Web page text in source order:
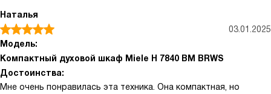
Наталья
03.01.2025
Модель:
Компактный духовой шкаф Miele H 7840 BM BRWS
Достоинства:
Мне очень понравилась эта техника. Она компактная, но